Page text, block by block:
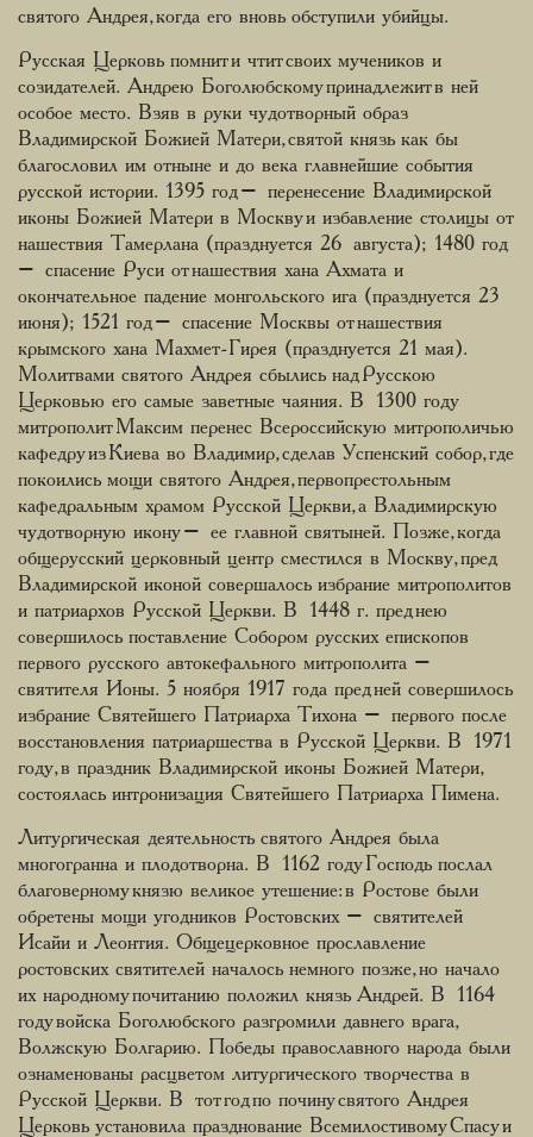
святого Андрея, когда его вновь обступили убийцы.
Русская Церковь помнит и чтит своих мучеников и
созидателей. Андрею Боголюбскому принадлежит в ней
особое место. Взяв в руки чудотворный образ
Владимирской Божией Матери, святой князь как бы
благословил им отныне и до века главнейшие события
русской истории. 1395 год – перенесение Владимирской
иконы Божией Матери в Москву и избавление столицы от
нашествия Тамерлана (празднуется 26 августа); 1480 год
– спасение Руси от нашествия хана Ахмата и
окончательное падение монгольского ига (празднуется 23
июня); 1521 год – спасение Москвы от нашествия
крымского хана Махмет-Гирея (празднуется 21 мая).
Молитвами святого Андрея сбылись над Русскою
Церковью его самые заветные чаяния. В 1300 году
митрополит Максим перенес Всероссийскую митрополичью
кафедру из Киева во Владимир, сделав Успенский собор, где
покоились мощи святого Андрея, первопрестольным
кафедральным храмом Русской Церкви, а Владимирскую
чудотворную икону – ее главной святыней. Позже, когда
общерусский церковный центр сместился в Москву, пред
Владимирской иконой совершалось избрание митрополитов
и патриархов Русской Церкви. В 1448 г. пред нею
совершилось поставление Собором русских епископов
первого русского автокефального митрополита –
святителя Ионы. 5 ноября 1917 года пред ней совершилось
избрание Святейшего Патриарха Тихона – первого после
восстановления патриаршества в Русской Церкви. В 1971
году, в праздник Владимирской иконы Божией Матери,
состоялась интронизация Святейшего Патриарха Пимена.
Литургическая деятельность святого Андрея была
многогранна и плодотворна. В 1162 году Господь послал
благоверному князю великое утешение: в Ростове были
обретены мощи угодников Ростовских – святителей
Исайи и Леонтия. Общецерковное прославление
ростовских святителей началось немного позже, но начало
их народному почитанию положил князь Андрей. В 1164
году войска Боголюбского разгромили давнего врага,
Волжскую Болгарию. Победы православного народа были
ознаменованы расцветом литургического творчества в
Русской Церкви. В тот год по почину святого Андрея
Церковь установила празднование Всемилостивому Спасу и